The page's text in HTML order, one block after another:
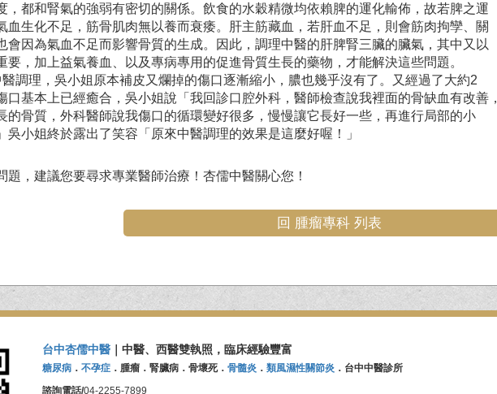
，都和腎氣的強弱有密切的關係。飲食的水穀精微均依賴脾的運化輸佈，故若脾之運
血生化不足，筋骨肌肉無以養而衰痿。肝主筋藏血，若肝血不足，則會筋肉拘孿、關
會因為氣血不足而影響骨質的生成。因此，調理中醫的肝脾腎三臟的臟氣，其中又以
要，加上益氣養血、以及專病專用的促進骨質生長的藥物，才能解決這些問題。
調理，吳小姐原本補皮又爛掉的傷口逐漸縮小，膿也幾乎沒有了。又經過了大約2
口基本上已經癒合，吳小姐說「我回診口腔外科，醫師檢查說我裡面的骨缺血有改善，
的骨質，外科醫師說我傷口的循環變好很多，慢慢讓它長好一些，再進行局部的小
吳小姐終於露出了笑容「原來中醫調理的效果是這麼好喔！」
題，建議您要尋求專業醫師治療！杏儒中醫關心您！
回 腫瘤專科 列表
台中杏儒中醫｜中醫、西醫雙執照，臨床經驗豐富
糖尿病． 不孕症．腫瘤．腎臟病．骨壞死． 骨髓炎． 類風濕性關節炎．台中中醫診所
諮詢電話/04-2255-7899